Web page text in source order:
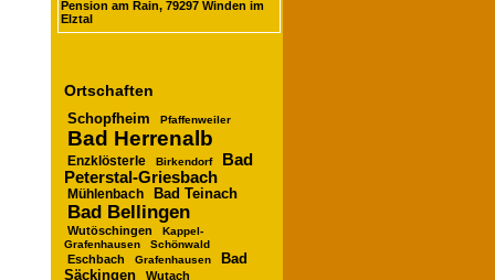
Pension am Rain, 79297 Winden im
Elztal
Ortschaften
Schopfheim Pfaffenweiler
Bad Herrenalb
Enzklösterle Birkendorf
Bad
Peterstal-Griesbach
Mühlenbach Bad Teinach
Bad Bellingen
Wutöschingen
Kappel-
Grafenhausen
Schönwald
Eschbach Grafenhausen
Bad
Säckingen
Wutach